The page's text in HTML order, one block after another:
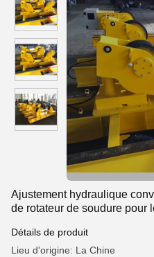
soudure pour le soudage bout
Ajustement hydraulique
de rotateur de soudure pour
Détails de produit
Lieu d'origine: La Chine